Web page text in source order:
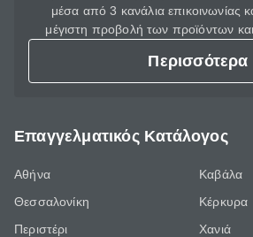
μέσα από 3 κανάλια επικοινωνίας
μέγιστη προβολή των προϊόντων
Περισσότερα
Επαγγελματικός Κατάλογος
Αθήνα
Θεσσαλονίκη
Περιστέρι
Καβάλα
Κέρκυρα
Χανιά